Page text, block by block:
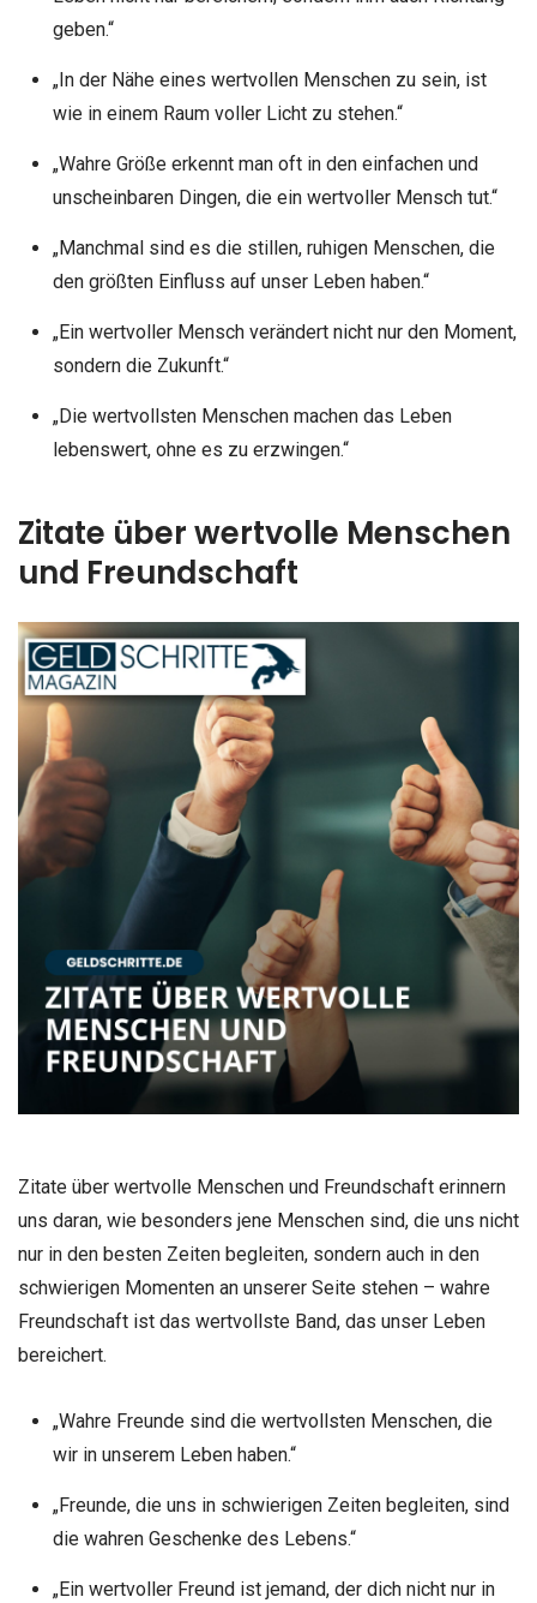
geben.“
„In der Nähe eines wertvollen Menschen zu sein, ist
wie in einem Raum voller Licht zu stehen.“
„Wahre Größe erkennt man oft in den einfachen und
unscheinbaren Dingen, die ein wertvoller Mensch tut.“
„Manchmal sind es die stillen, ruhigen Menschen, die
den größten Einfluss auf unser Leben haben.“
„Ein wertvoller Mensch verändert nicht nur den Moment,
sondern die Zukunft.“
„Die wertvollsten Menschen machen das Leben
lebenswert, ohne es zu erzwingen.“
Zitate über wertvolle Menschen
und Freundschaft
Zitate über wertvolle Menschen und Freundschaft erinnern
uns daran, wie besonders jene Menschen sind, die uns nicht
nur in den besten Zeiten begleiten, sondern auch in den
schwierigen Momenten an unserer Seite stehen – wahre
Freundschaft ist das wertvollste Band, das unser Leben
bereichert.
„Wahre Freunde sind die wertvollsten Menschen, die
wir in unserem Leben haben.“
„Freunde, die uns in schwierigen Zeiten begleiten, sind
die wahren Geschenke des Lebens.“
„Ein wertvoller Freund ist jemand, der dich nicht nur in